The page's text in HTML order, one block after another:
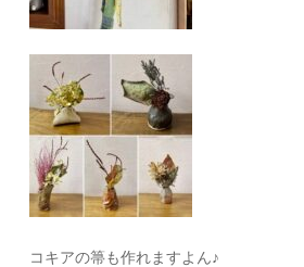
コキアの箒も作れますよん♪